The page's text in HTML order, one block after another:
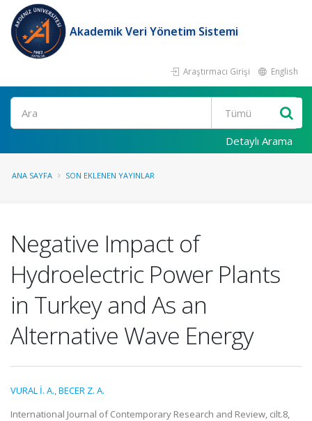
Akademik Veri Yönetim Sistemi
Araştırmacı Girişi English
Ara
Detaylı Arama
ANA SAYFA SON EKLENEN YAYINLAR
Negative Impact of
Hydroelectric Power Plants
in Turkey and As an
Alternative Wave Energy
VURAL İ. A.,BECER Z. A.
International Journal of Contemporary Research and Review, cilt.8,